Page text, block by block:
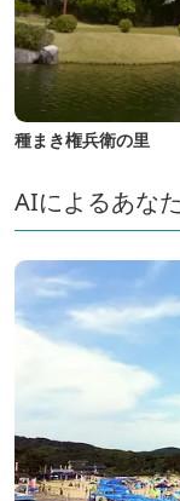
種まき権兵衛の里
AIによるあな